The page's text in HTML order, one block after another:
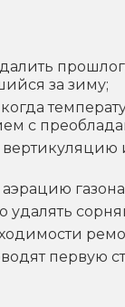
за зиму;
с
вертикуляцию
удалять
первую